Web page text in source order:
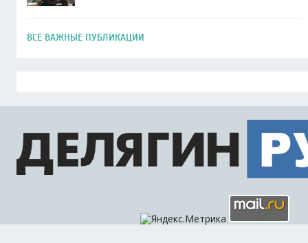
ВСЕ ВАЖНЫЕ ПУБЛИКАЦИИ